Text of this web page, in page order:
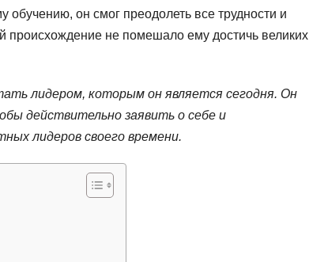
он смог преодолеть все трудности и
происхождение не помешало ему достичь великих
лидером, которым он является сегодня. Он
действительно заявить о себе и
лидеров своего времени.